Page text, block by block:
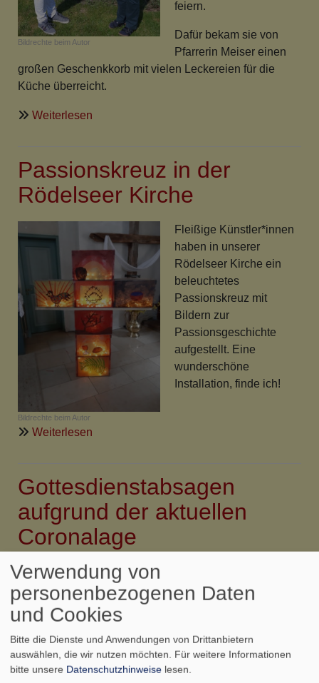
Bildrechte beim Autor
feiern.
Dafür bekam sie von
Pfarrerin Meiser einen
großen Geschenkkorb mit vielen Leckereien für die
Küche überreicht.
Weiterlesen
Dienstjubiläum
Sekretärin
Passionskreuz in der
Rödelseer Kirche
Bildrechte beim Autor
Fleißige Künstler*innen
haben in unserer
Rödelseer Kirche ein
beleuchtetes
Passionskreuz mit
Bildern zur
Passionsgeschichte
aufgestellt. Eine
wunderschöne
Installation, finde ich!
Weiterlesen
der
Kirche
Gottesdienstabsagen
aufgrund der aktuellen
Coronalage
Liebe Gemeindeglieder in Rödelsee und
Fröhstockheim,
aufgrund der aktuellen Corona-Gefährdungslage
werden (unabhängig von den Veröffentlichungen im
Amtsblatt und Monatsgruß) in unseren Gemeinden bis
mindestens zum 19.04.2020 keine Gottesdienste,
Verwendung von
personenbezogenen Daten
und Cookies
Bitte die Dienste und Anwendungen von Drittanbietern
auswählen, die wir nutzen möchten. Für weitere Informationen
bitte unsere Datenschutzhinweise lesen.